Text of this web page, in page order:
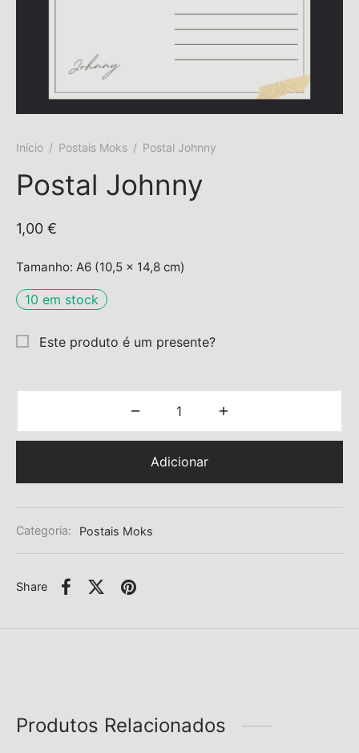
Início / Postais Moks / Postal Johnny
Postal Johnny
1,00 €
Tamanho: A6 (10,5 x 14,8 cm)
10 em stock
Este produto é um presente?
Adicionar
Categoria: Postais Moks
Share
Produtos Relacionados
Moks
Rebuliços